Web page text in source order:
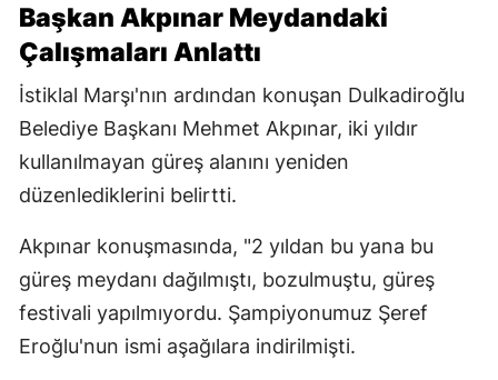
Başkan Akpınar Meydandaki
Çalışmaları Anlattı
İstiklal Marşı'nın ardından konuşan Dulkadiroğlu
Belediye Başkanı Mehmet Akpınar, iki yıldır
kullanılmayan güreş alanını yeniden
düzenlediklerini belirtti.
Akpınar konuşmasında, "2 yıldan bu yana bu
güreş meydanı dağılmıştı, bozulmuştu, güreş
festivali yapılmıyordu. Şampiyonumuz Şeref
Eroğlu'nun ismi aşağılara indirilmişti.